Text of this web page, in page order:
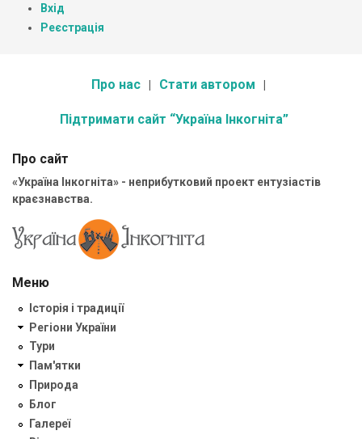
Вхід
Реєстрація
Про нас Стати автором
Підтримати сайт “Україна Інкогніта”
Про сайт
«Україна Інкогніта» - неприбутковий проект ентузіастів
краєзнавства.
Меню
Історія і традиції
Регіони України
Тури
Пам'ятки
Природа
Блог
Галереї